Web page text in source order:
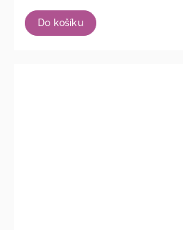
Do košíku